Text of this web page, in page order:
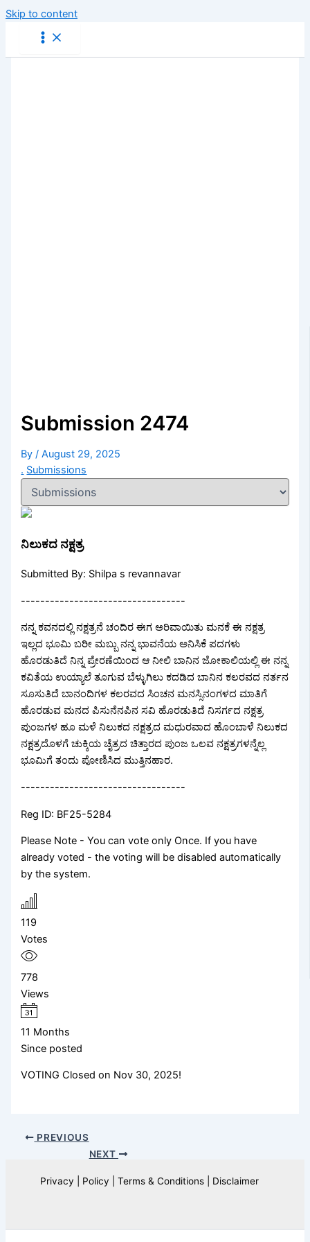
Skip to content
Submission 2474
By/August 29, 2025
. Submissions
ನಿಲುಕದ ನಕ್ಷತ್ರ
Submitted By: Shilpa s revannavar
----------------------------------
ನನ್ನ ಕವನದಲ್ಲಿ ನಕ್ಷತ್ರನೆ ಚಂದಿರ ಈಗ ಅರಿವಾಯಿತು ಮನಕೆ ಈ ನಕ್ಷತ್ರ
ಇಲ್ಲದ ಭೂಮಿ ಬರೀ ಮಬ್ಬು ನನ್ನ ಭಾವನೆಯ ಅನಿಸಿಕೆ ಪದಗಳು
ಹೊರಡುತಿದೆ ನಿನ್ನ ಪ್ರೇರಣೆಯಿಂದ ಆ ನೀಲಿ ಬಾನಿನ ಜೋಕಾಲಿಯಲ್ಲಿ ಈ ನನ್ನ
ಕವಿತೆಯ ಉಯ್ಯಾಲೆ ತೂಗುವ ಬೆಳ್ಳುಗಿಲು ಕದಡಿದ ಬಾನಿನ ಕಲರವದ ನರ್ತನ
ಸೂಸುತಿದೆ ಬಾನಂದಿಗಳ ಕಲರವದ ಸಿಂಚನ ಮನಸ್ಸಿನಂಗಳದ ಮಾತಿಗೆ
ಹೊರಡುವ ಮನದ ಪಿಸುನೆನಪಿನ ಸವಿ ಹೊರಡುತಿದೆ ನಿಸರ್ಗದ ನಕ್ಷತ್ರ
ಪುಂಜಗಳ ಹೂ ಮಳೆ ನಿಲುಕದ ನಕ್ಷತ್ರದ ಮಧುರವಾದ ಹೊಂಬಾಳೆ ನಿಲುಕದ
ನಕ್ಷತ್ರದೊಳಗೆ ಚುಕ್ಕಿಯ ಚೈತ್ರದ ಚಿತ್ತಾರದ ಪುಂಜ ಒಲವ ನಕ್ಷತ್ರಗಳನ್ನೆಲ್ಲ
ಭೂಮಿಗೆ ತಂದು ಪೋಣಿಸಿದ ಮುತ್ತಿನಹಾರ.
----------------------------------
Reg ID: BF25-5284
Please Note - You can vote only Once. If you have
already voted - the voting will be disabled automatically
by the system.
119
Votes
778
Views
11 Months
Since posted
VOTING Closed on Nov 30, 2025!
PREVIOUS
NEXT
Privacy | Policy | Terms & Conditions | Disclaimer